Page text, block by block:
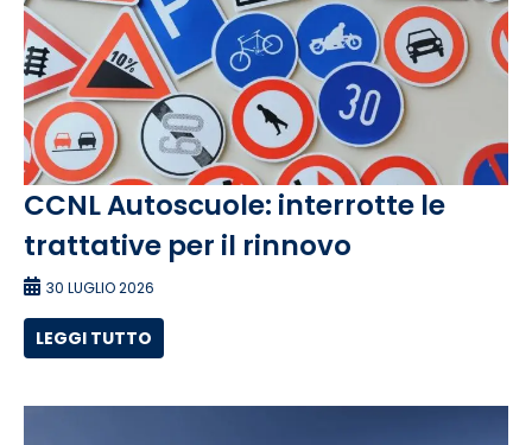
CCNL Autoscuole: interrotte le
trattative per il rinnovo
30 LUGLIO 2026
LEGGI TUTTO